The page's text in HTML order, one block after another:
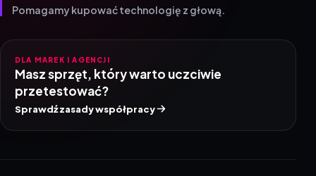
Pomagamy kupować technologię z głową.
DLA MAREK I AGENCJI
Masz sprzęt, który warto uczciwie
przetestować?
Sprawdź zasady współpracy